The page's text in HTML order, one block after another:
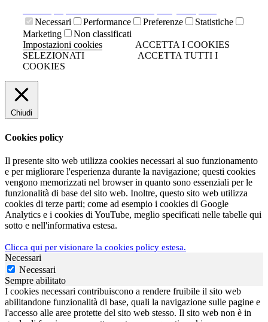
Necessari
Performance Preferenze
Statistiche
Marketing
Non classificati
Impostazioni cookies
ACCETTA I COOKIES
SELEZIONATI
ACCETTA TUTTI I
COOKIES
Chiudi
Cookies policy
Il presente sito web utilizza cookies necessari al suo funzionamento
e per migliorare l'esperienza durante la navigazione; questi cookies
vengono memorizzati nel browser in quanto sono essenziali per le
funzionalità di base del sito web. Inoltre, questo sito web utilizza
cookies di terze parti; come ad esempio i cookies di Google
Analytics e i cookies di YouTube, meglio specificati nelle tabelle qui
sotto e nell'informativa estesa.
Clicca qui per visionare la cookies policy estesa.
Necessari
Necessari
Sempre abilitato
I cookies necessari contribuiscono a rendere fruibile il sito web
abilitandone funzionalità di base, quali la navigazione sulle pagine e
l'accesso alle aree protette del sito web stesso. Il sito web non è in